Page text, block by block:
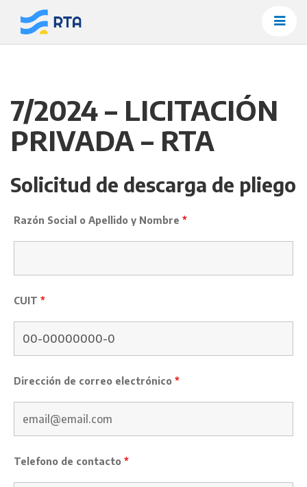
contenido
7/2024 – LICITACIÓN
PRIVADA – RTA
Solicitud de descarga de pliego
Razón Social o Apellido y Nombre *
CUIT *
Dirección de correo electrónico *
Telefono de contacto *